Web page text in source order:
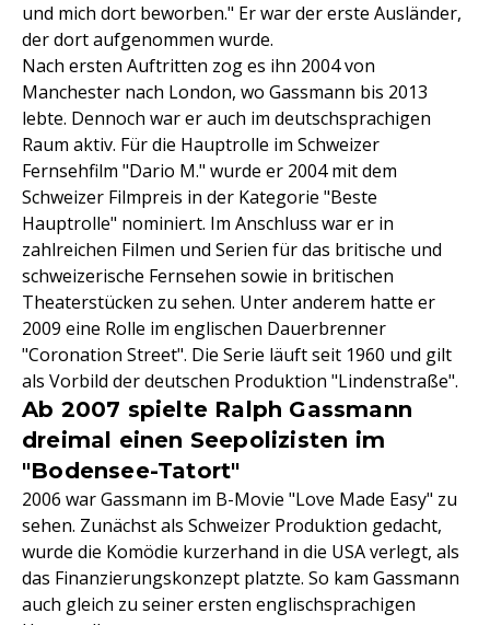
und mich dort beworben." Er war der erste Ausländer,
der dort aufgenommen wurde.
Nach ersten Auftritten zog es ihn 2004 von
Manchester nach London, wo Gassmann bis 2013
lebte. Dennoch war er auch im deutschsprachigen
Raum aktiv. Für die Hauptrolle im Schweizer
Fernsehfilm "Dario M." wurde er 2004 mit dem
Schweizer Filmpreis in der Kategorie "Beste
Hauptrolle" nominiert. Im Anschluss war er in
zahlreichen Filmen und Serien für das britische und
schweizerische Fernsehen sowie in britischen
Theaterstücken zu sehen. Unter anderem hatte er
2009 eine Rolle im englischen Dauerbrenner
"Coronation Street". Die Serie läuft seit 1960 und gilt
als Vorbild der deutschen Produktion "Lindenstraße".
Ab 2007 spielte Ralph Gassmann
dreimal einen Seepolizisten im
"Bodensee-Tatort"
2006 war Gassmann im B-Movie "Love Made Easy" zu
sehen. Zunächst als Schweizer Produktion gedacht,
wurde die Komödie kurzerhand in die USA verlegt, als
das Finanzierungskonzept platzte. So kam Gassmann
auch gleich zu seiner ersten englischsprachigen